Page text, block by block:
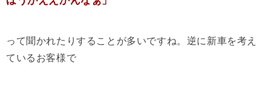
って聞かれたりすることが多いですね。逆に新車を考え
ているお客様で